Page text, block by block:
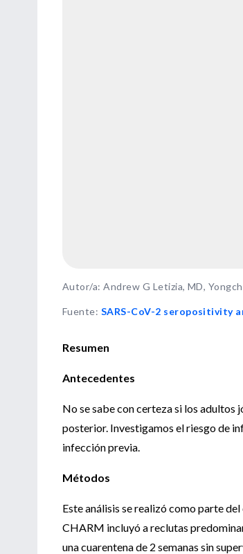
Autor/a: Andrew G Letizia, MD,
Fuente: SARS-CoV-2 seropositivity
Resumen
Antecedentes
No se sabe con certeza si los adultos
posterior. Investigamos el riesgo de
infección previa.
Métodos
Este análisis se realizó como parte
CHARM incluyó a reclutas
una cuarentena de 2 semanas sin